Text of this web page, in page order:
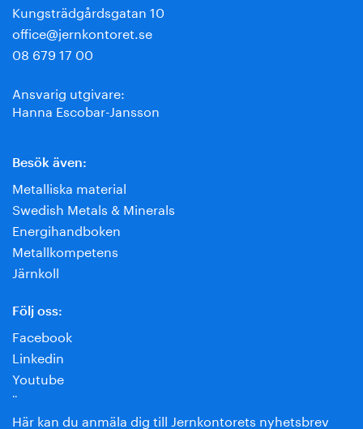
Kungsträdgårdsgatan 10
office@jernkontoret.se
08 679 17 00
Ansvarig utgivare:
Hanna Escobar-Jansson
Besök även:
Metalliska material
Swedish Metals & Minerals
Energihandboken
Metallkompetens
Järnkoll
Följ oss:
Facebook
Linkedin
Youtube
¨
Här kan du anmäla dig till Jernkontorets nyhetsbrev